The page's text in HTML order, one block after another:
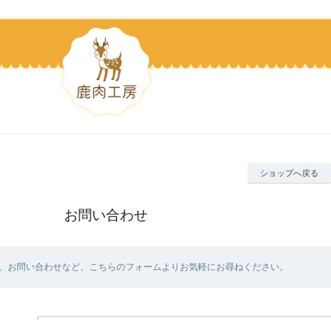
ショップへ戻る
お問い合わせ
お問い合わせなど、こちらのフォームよりお気軽にお尋ねください。